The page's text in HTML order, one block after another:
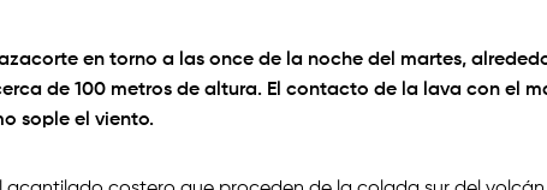
en torno a las once de la noche del martes,
de 100 metros de altura. El contacto de la lava con el
sople el viento.